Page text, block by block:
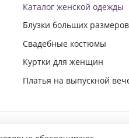
Каталог женской одежды
Блузки больших размеров
Свадебные костюмы
Куртки для женщин
Платья на выпускной
социальных сетях